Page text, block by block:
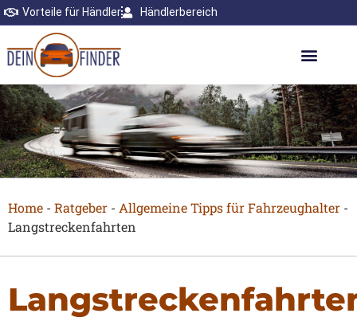
Vorteile für Händler Händlerbereich
Home - Ratgeber - Allgemeine Tipps für Fahrzeughalter -
Langstreckenfahrten